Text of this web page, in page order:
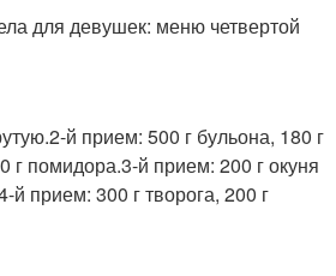
для девушек: меню четвертой
й прием: 500 г бульона, 180 г
г помидора.3-й прием: 200 г окуня
й прием: 300 г творога, 200 г